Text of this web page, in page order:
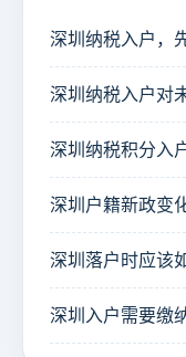
深圳纳税入户，
深圳纳税入户对
深圳纳税积分入
深圳户籍新政变
深圳落户时应该
深圳入户需要缴